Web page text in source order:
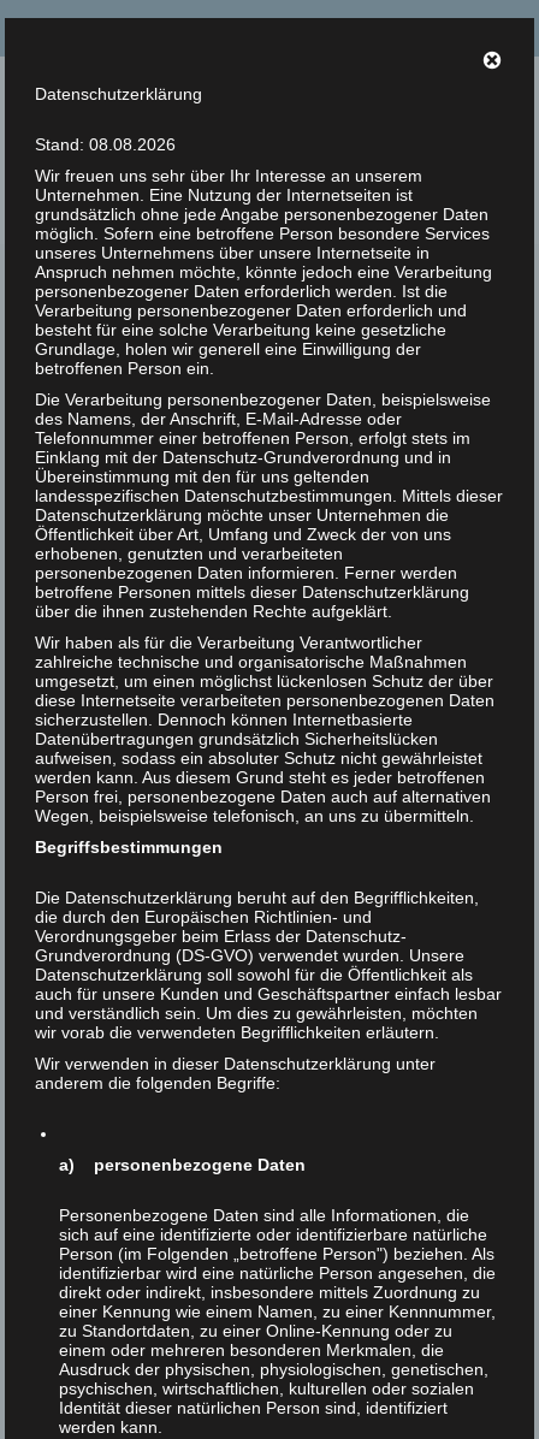
Tierrechte Kaplan
Helmut F. Kaplan – Philosoph und Autor
Menü
Zur Person
Artikel
Bücher
Zitate
Photos
Animal Rights Art
Helmut F. Kaplan unterstützen
Kontakt
Aktuelle Artikel
17
FEB 2018
Leitkultur Steinzeit?
Veröffentlicht in: Unkategorisiert
Leitkultur Steinzeit? Helmut F. Kaplan Die
eleganteste Methode, Menschen zu moralischem
Handeln zu bewegen, ist wohl, sie dort abzuholen,
wo sie sich moralisch bereits befinden, also ihre
VORHANDENEN oder BEHAUPTETEN
moralischen Überzeugungen ernstzunehmen. Wenn
man dann zeigen kann, daß ihre …Weiter
Datenschutzerklärung
Stand: 08.08.2026
Wir freuen uns sehr über Ihr Interesse an unserem
Unternehmen. Eine Nutzung der Internetseiten ist
grundsätzlich ohne jede Angabe personenbezogener Daten
möglich. Sofern eine betroffene Person besondere Services
unseres Unternehmens über unsere Internetseite in
Anspruch nehmen möchte, könnte jedoch eine Verarbeitung
personenbezogener Daten erforderlich werden. Ist die
Verarbeitung personenbezogener Daten erforderlich und
besteht für eine solche Verarbeitung keine gesetzliche
Grundlage, holen wir generell eine Einwilligung der
betroffenen Person ein.
Die Verarbeitung personenbezogener Daten, beispielsweise
des Namens, der Anschrift, E-Mail-Adresse oder
Telefonnummer einer betroffenen Person, erfolgt stets im
Einklang mit der Datenschutz-Grundverordnung und in
Übereinstimmung mit den für uns geltenden
landesspezifischen Datenschutzbestimmungen. Mittels dieser
Datenschutzerklärung möchte unser Unternehmen die
Öffentlichkeit über Art, Umfang und Zweck der von uns
erhobenen, genutzten und verarbeiteten
personenbezogenen Daten informieren. Ferner werden
betroffene Personen mittels dieser Datenschutzerklärung
über die ihnen zustehenden Rechte aufgeklärt.
Wir haben als für die Verarbeitung Verantwortlicher
zahlreiche technische und organisatorische Maßnahmen
umgesetzt, um einen möglichst lückenlosen Schutz der über
diese Internetseite verarbeiteten personenbezogenen Daten
sicherzustellen. Dennoch können Internetbasierte
Datenübertragungen grundsätzlich Sicherheitslücken
aufweisen, sodass ein absoluter Schutz nicht gewährleistet
werden kann. Aus diesem Grund steht es jeder betroffenen
Person frei, personenbezogene Daten auch auf alternativen
Wegen, beispielsweise telefonisch, an uns zu übermitteln.
Begriffsbestimmungen
Die Datenschutzerklärung beruht auf den Begrifflichkeiten,
die durch den Europäischen Richtlinien- und
Verordnungsgeber beim Erlass der Datenschutz-
Grundverordnung (DS-GVO) verwendet wurden. Unsere
Datenschutzerklärung soll sowohl für die Öffentlichkeit als
auch für unsere Kunden und Geschäftspartner einfach lesbar
und verständlich sein. Um dies zu gewährleisten, möchten
wir vorab die verwendeten Begrifflichkeiten erläutern.
Wir verwenden in dieser Datenschutzerklärung unter
anderem die folgenden Begriffe:
a) personenbezogene Daten
Personenbezogene Daten sind alle Informationen, die
sich auf eine identifizierte oder identifizierbare natürliche
Person (im Folgenden „betroffene Person") beziehen. Als
identifizierbar wird eine natürliche Person angesehen, die
direkt oder indirekt, insbesondere mittels Zuordnung zu
einer Kennung wie einem Namen, zu einer Kennnummer,
zu Standortdaten, zu einer Online-Kennung oder zu
einem oder mehreren besonderen Merkmalen, die
Ausdruck der physischen, physiologischen, genetischen,
psychischen, wirtschaftlichen, kulturellen oder sozialen
Identität dieser natürlichen Person sind, identifiziert
werden kann.